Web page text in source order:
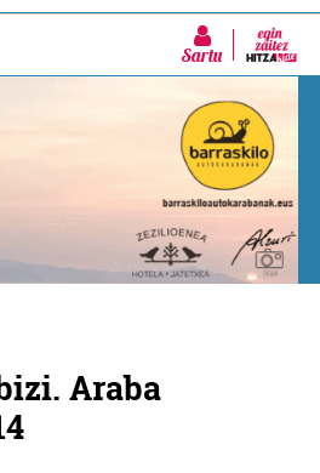
Sartu
Araba